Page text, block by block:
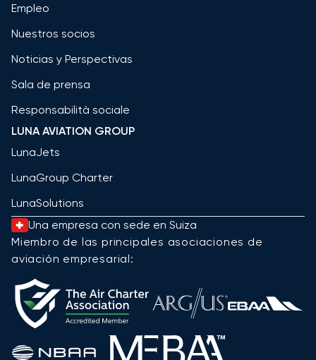
Empleo
Nuestros socios
Noticias y Perspectivas
Sala de prensa
Responsabilità sociale
LUNA AVIATION GROUP
LunaJets
LunaGroup Charter
LunaSolutions
Una empresa con sede en Suiza
Miembro de las principales asociaciones de
aviación empresarial: